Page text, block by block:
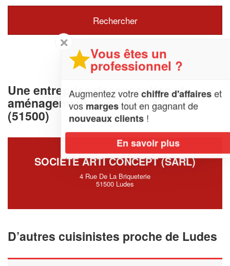
Une entreprise deconception et
aménagement de cuisine à Ludes
(51500)
SOCIÉTÉ ARTI CONCEPT (SARL)
4 Rue De La Briqueterie
51500 Ludes
D’autres cuisinistes proche de Ludes
✕
Vous êtes un
professionnel ?
Augmentez votrechiffre d'affaireset
vosmargestout en gagnant de
nouveaux clients!
En savoir plus